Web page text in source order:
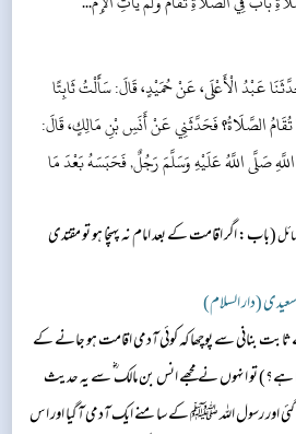
عَبْدُ الْأَعْلَى، عَنْ حُمَيْدٍ، قَالَ: سَأَلْتُ ثَابِتًا
تُقَامُ الصَّلَاةُ؟ فَحَدَّثَنِي عَنْ أَنَسِ بْنِ مَالِكٍ، قَالَ:
صَلَّى اللَّهُ عَلَيْهِ وَسَلَّمَ رَجُلٌ, فَحَبَسَهُ بَعْدَ مَا
(باب: اگر اقامت کے بعد امام نہ پہنچا ہو تو مقتدی
سعیدی (دار السلام)
ثابت بنانی سے پوچھا کہ کوئی آدمی اقامت ہو جانے کے
ہے؟) تو انہوں نے مجھے انس بن مالک ؓ سے یہ حدیث
گئی اور رسول اللہ ﷺ کے سامنے ایک آدمی آ گیا اور اس